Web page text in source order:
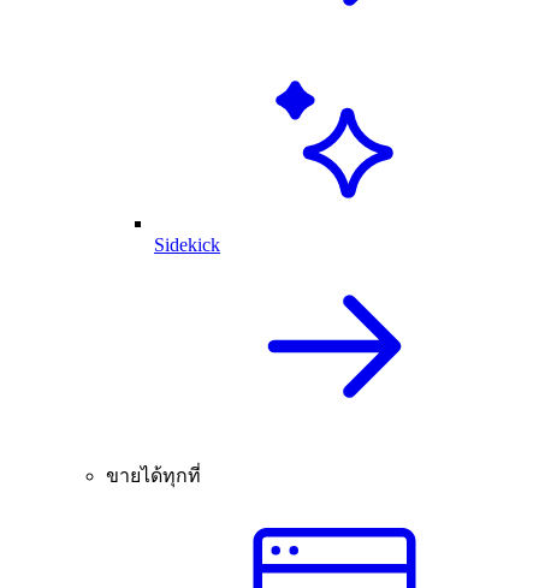
Sidekick
ขายได้ทุกที่